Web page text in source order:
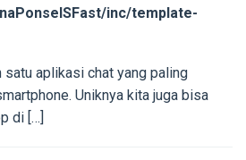
inc/template-
satu aplikasi chat yang paling
Uniknya kita juga bisa
di […]